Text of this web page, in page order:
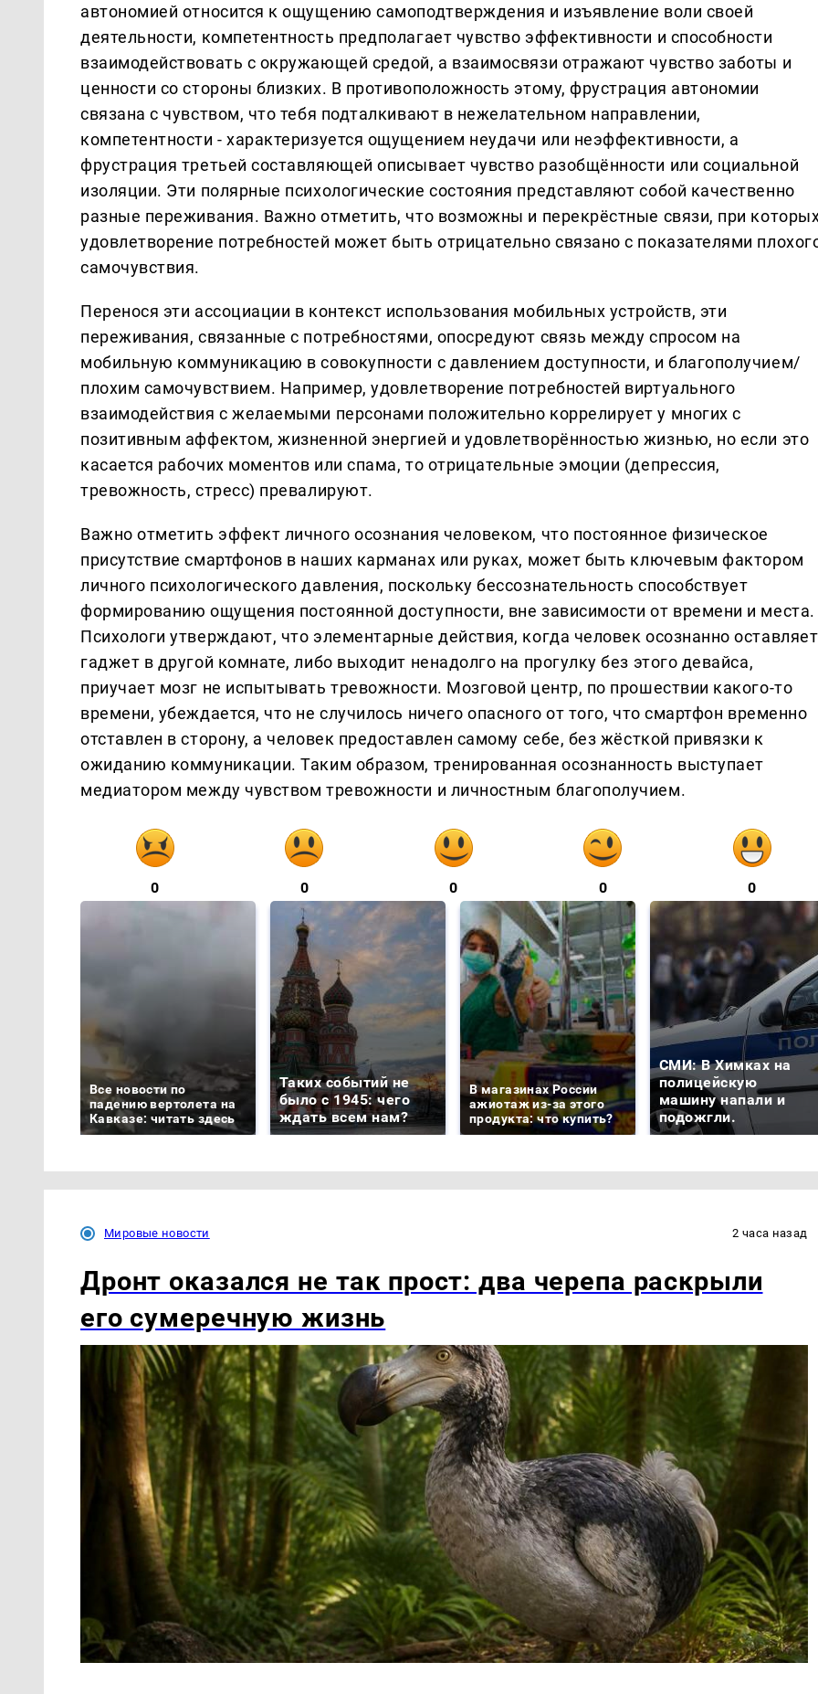
автономией относится к ощущению самоподтверждения и изъявление воли своей
деятельности, компетентность предполагает чувство эффективности и способности
взаимодействовать с окружающей средой, а взаимосвязи отражают чувство заботы и
ценности со стороны близких. В противоположность этому, фрустрация автономии
связана с чувством, что тебя подталкивают в нежелательном направлении,
компетентности - характеризуется ощущением неудачи или неэффективности, а
фрустрация третьей составляющей описывает чувство разобщённости или социальной
изоляции. Эти полярные психологические состояния представляют собой качественно
разные переживания. Важно отметить, что возможны и перекрёстные связи, при
удовлетворение потребностей может быть отрицательно связано с показателями
самочувствия.
Перенося эти ассоциации в контекст использования мобильных устройств, эти
переживания, связанные с потребностями, опосредуют связь между спросом на
мобильную коммуникацию в совокупности с давлением доступности, и благополучием/
плохим самочувствием. Например, удовлетворение потребностей виртуального
взаимодействия с желаемыми персонами положительно коррелирует у многих с
позитивным аффектом, жизненной энергией и удовлетворённостью жизнью, но если это
касается рабочих моментов или спама, то отрицательные эмоции (депрессия,
тревожность, стресс) превалируют.
Важно отметить эффект личного осознания человеком, что постоянное физическое
присутствие смартфонов в наших карманах или руках, может быть ключевым фактором
личного психологического давления, поскольку бессознательность способствует
формированию ощущения постоянной доступности, вне зависимости от времени и места.
Психологи утверждают, что элементарные действия, когда человек осознанно оставляет
гаджет в другой комнате, либо выходит ненадолго на прогулку без этого девайса,
приучает мозг не испытывать тревожности. Мозговой центр, по прошествии какого-то
времени, убеждается, что не случилось ничего опасного от того, что смартфон временно
отставлен в сторону, а человек предоставлен самому себе, без жёсткой привязки к
ожиданию коммуникации. Таким образом, тренированная осознанность выступает
медиатором между чувством тревожности и личностным благополучием.
0 0 0 0 0
Все новости по
падению вертолета на
Кавказе: читать здесь
Таких событий не
было с 1945: чего
ждать всем нам?
В магазинах России
ажиотаж из-за этого
продукта: что купить?
СМИ: В Химках на
полицейскую
машину напали и
подожгли.
Мировые новости 2 часа назад
Дронт оказался не так прост: два черепа раскрыли
его сумеречную жизнь